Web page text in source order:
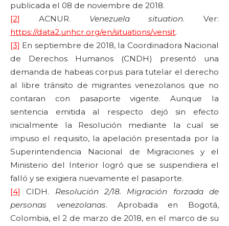
publicada el 08 de noviembre de 2018.
[2]
ACNUR. Venezuela situation. Ver:
https://data2.unhcr.org/en/situations/vensit.
[3] En septiembre de 2018, la Coordinadora Nacional
de Derechos Humanos (CNDH) presentó una
demanda de habeas corpus para tutelar el derecho
al libre tránsito de migrantes venezolanos que no
contaran con pasaporte vigente. Aunque la
sentencia emitida al respecto dejó sin efecto
inicialmente la Resolución mediante la cual se
impuso el requisito, la apelación presentada por la
Superintendencia Nacional de Migraciones y el
Ministerio del Interior logró que se suspendiera el
falló y se exigiera nuevamente el pasaporte.
[4]
CIDH. Resolución 2/18. Migración forzada de
personas venezolanas. Aprobada en Bogotá,
Colombia, el 2 de marzo de 2018, en el marco de su